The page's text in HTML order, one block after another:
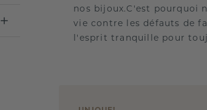
nos bijoux.C'est pourquoi
vie contre les défauts de
l'esprit tranquille pour